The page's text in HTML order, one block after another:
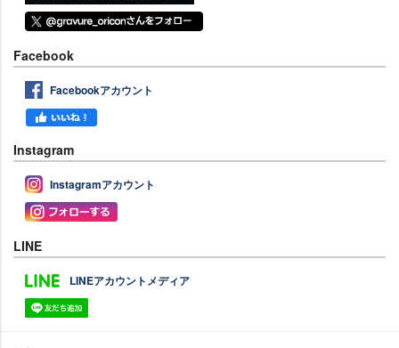
Facebook
Facebookアカウント
Instagram
Instagramアカウント
LINE
LINEアカウントメディア